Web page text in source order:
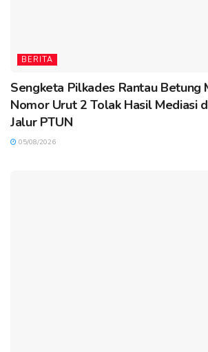
BERITA
Sengketa Pilkades Rantau Betung
Nomor Urut 2 Tolak Hasil Mediasi
Jalur PTUN
05/08/2026